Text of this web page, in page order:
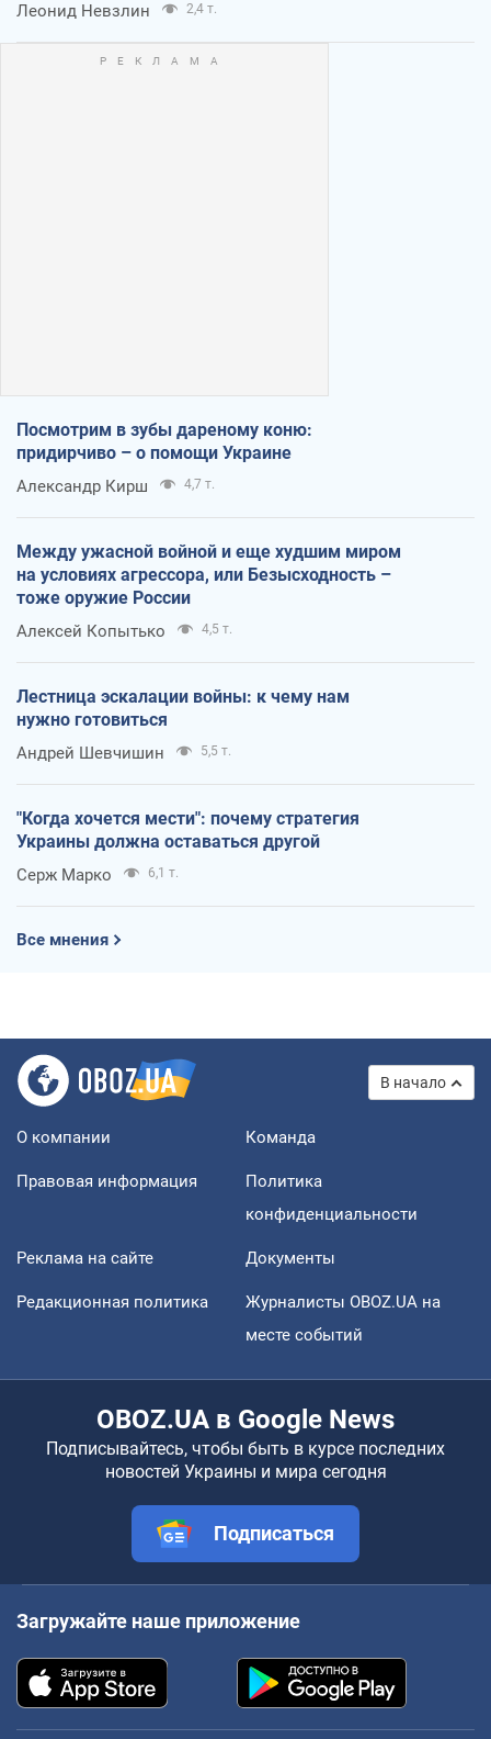
Леонид Невзлин 2,4 т.
Посмотрим в зубы дареному коню:
придирчиво – о помощи Украине
Александр Кирш 4,7 т.
Между ужасной войной и еще худшим миром
на условиях агрессора, или Безысходность –
тоже оружие России
Алексей Копытько 4,5 т.
Лестница эскалации войны: к чему нам
нужно готовиться
Андрей Шевчишин 5,5 т.
"Когда хочется мести": почему стратегия
Украины должна оставаться другой
Серж Марко 6,1 т.
Все мнения
В начало
О компании Команда
Правовая информация
Политика
конфиденциальности
Реклама на сайте Документы
Редакционная политика
Журналисты OBOZ.UA на
месте событий
OBOZ.UA в Google News
Подписывайтесь, чтобы быть в курсе последних
новостей Украины и мира сегодня
Подписаться
Загружайте наше приложение